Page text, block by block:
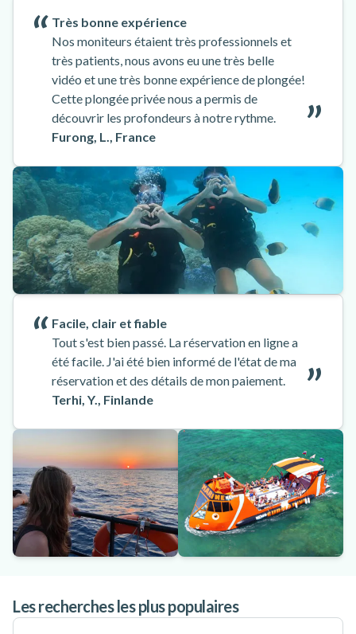
Très bonne expérience
Nos moniteurs étaient très professionnels et
très patients, nous avons eu une très belle
vidéo et une très bonne expérience de plongée!
Cette plongée privée nous a permis de
découvrir les profondeurs à notre rythme.
Furong, L., France
Facile, clair et fiable
Tout s'est bien passé. La réservation en ligne a
été facile. J'ai été bien informé de l'état de ma
réservation et des détails de mon paiement.
Terhi, Y., Finlande
Les recherches les plus populaires